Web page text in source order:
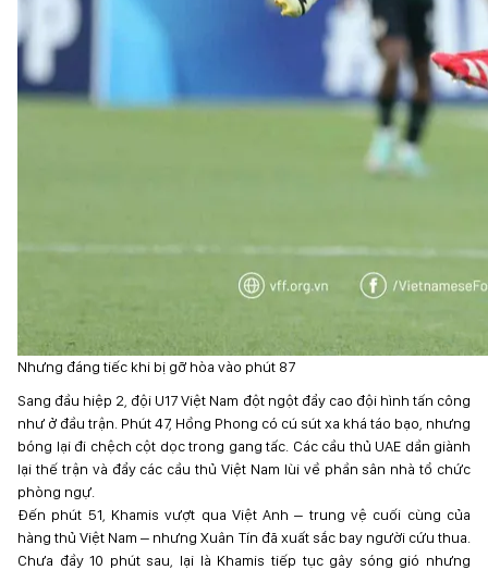
Nhưng đáng tiếc khi bị gỡ hòa vào phút 87
Sang đầu hiệp 2, đội U17 Việt Nam đột ngột đẩy cao đội hình tấn công
như ở đầu trận. Phút 47, Hồng Phong có cú sút xa khá táo bạo, nhưng
bóng lại đi chệch cột dọc trong gang tấc. Các cầu thủ UAE dần giành
lại thế trận và đẩy các cầu thủ Việt Nam lùi về phần sân nhà tổ chức
phòng ngự.
Đến phút 51, Khamis vượt qua Việt Anh – trung vệ cuối cùng của
hàng thủ Việt Nam – nhưng Xuân Tín đã xuất sắc bay người cứu thua.
Chưa đầy 10 phút sau, lại là Khamis tiếp tục gây sóng gió nhưng